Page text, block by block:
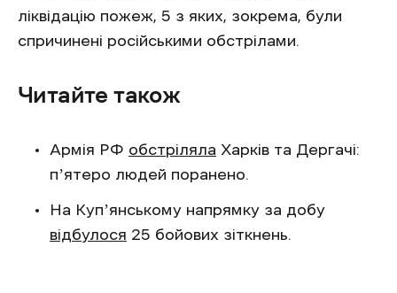
ліквідацію пожеж, 5 з яких, зокрема, були
спричинені російськими обстрілами.
Читайте також
Армія РФ обстріляла Харків та Дергачі:
пʼятеро людей поранено.
На Купʼянському напрямку за добу
відбулося 25 бойових зіткнень.